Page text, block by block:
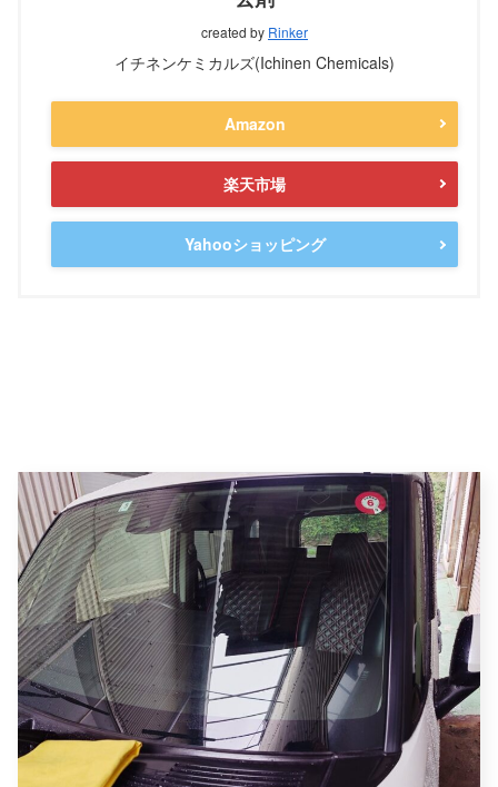
created by Rinker
イチネンケミカルズ(Ichinen Chemicals)
Amazon
楽天市場
Yahooショッピング